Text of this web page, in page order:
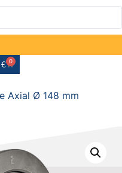
€ 0
Axial Ø 148 mm